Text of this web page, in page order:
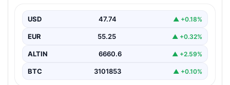
{"title": "Doruk Madencilik İşçileri Oturma Eylemine
"Eskişehir’de faaliyet…
USD 47.74 ▲ +0.18%
EUR 55.25 ▲ +0.32%
ALTIN 6660.6 ▲ +2.59%
BTC 3101853 ▲ +0.10%